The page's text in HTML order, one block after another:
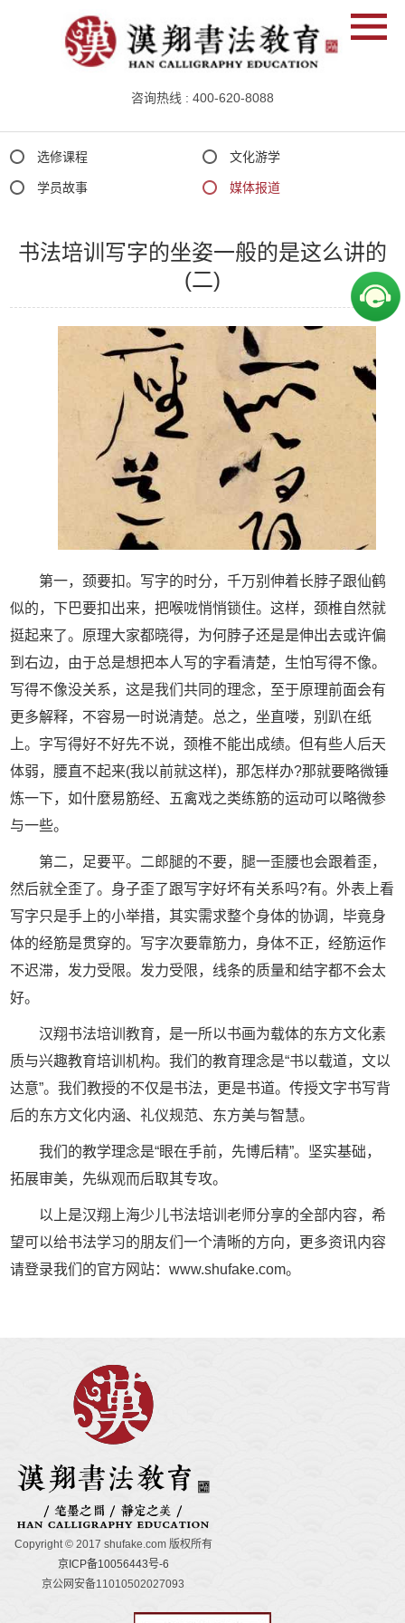
咨询热线 : 400-620-8088
媒
体
选修课程 文化游学
学员故事 媒体报道
书法培训写字的坐姿一般的是这么讲的
(二)
第一，颈要扣。写字的时分，千万别伸着长脖子跟仙鹤
似的，下巴要扣出来，把喉咙悄悄锁住。这样，颈椎自然就
挺起来了。原理大家都晓得，为何脖子还是是伸出去或许偏
到右边，由于总是想把本人写的字看清楚，生怕写得不像。
写得不像没关系，这是我们共同的理念，至于原理前面会有
更多解释，不容易一时说清楚。总之，坐直喽，别趴在纸
上。字写得好不好先不说，颈椎不能出成绩。但有些人后天
体弱，腰直不起来(我以前就这样)，那怎样办?那就要略微锤
炼一下，如什麼易筋经、五禽戏之类练筋的运动可以略微参
与一些。
第二，足要平。二郎腿的不要，腿一歪腰也会跟着歪，
然后就全歪了。身子歪了跟写字好坏有关系吗?有。外表上看
写字只是手上的小举措，其实需求整个身体的协调，毕竟身
体的经筋是贯穿的。写字次要靠筋力，身体不正，经筋运作
不迟滞，发力受限。发力受限，线条的质量和结字都不会太
好。
汉翔书法培训教育，是一所以书画为载体的东方文化素
质与兴趣教育培训机构。我们的教育理念是“书以载道，文以
达意”。我们教授的不仅是书法，更是书道。传授文字书写背
后的东方文化内涵、礼仪规范、东方美与智慧。
我们的教学理念是“眼在手前，先博后精”。坚实基础，
拓展审美，先纵观而后取其专攻。
以上是汉翔 上海少儿书法培训老师分享的全部内容，希
望可以给书法学习的朋友们一个清晰的方向，更多资讯内容
请登录我们的官方网站：www.shufake.com。
Copyright © 2017 shufake.com 版权所有
京ICP备10056443号-6
京公网安备11010502027093